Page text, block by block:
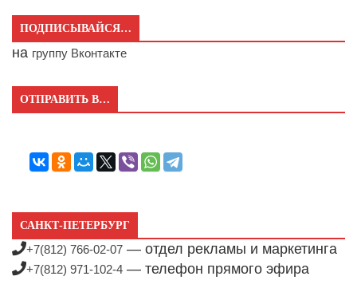
ПОДПИСЫВАЙСЯ…
на группу Вконтакте
ОТПРАВИТЬ В…
САНКТ-ПЕТЕРБУРГ
+7(812) 766-02-07 — отдел рекламы и маркетинга
+7(812) 971-102-4 — телефон прямого эфира